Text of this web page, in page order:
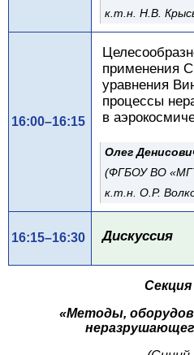
к.т.н. Н.В.
16:00–16:15
применения
уравнения
процессы
в
Олег
(ФГБОУ ВО
к.т.н. О.Р.
16:15–16:30 Дискуссия
«Методы,